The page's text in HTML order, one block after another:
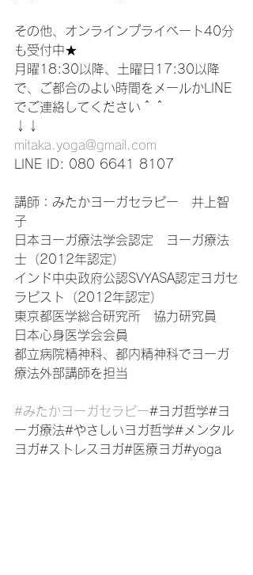
その他、オンラインプライベート40分
も受付中★
月曜18:30以降、土曜日17:30以降
で、ご都合のよい時間をメールかLINE
でご連絡してください＾＾
↓↓
mitaka.yoga@gmail.com
LINE ID: 080 6641 8107
講師：みたかヨーガセラピー　井上智
子
日本ヨーガ療法学会認定　ヨーガ療法
士（2012年認定）
インド中央政府公認SVYASA認定ヨガセ
ラピスト（2012年認定）
東京都医学総合研究所　協力研究員
日本心身医学会会員
都立病院精神科、都内精神科でヨーガ
療法外部講師を担当
#みたかヨーガセラピー#ヨガ哲学#ヨ
ーガ療法#やさしいヨガ哲学#メンタル
ヨガ#ストレスヨガ#医療ヨガ#yoga